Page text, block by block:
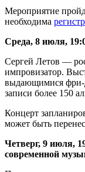
Мероприятие
необходима
Среда, 8 июля,
Сергей Летов —
импровизатор.
выдающимися фри-
записи более 150
Концерт
может быть
Четверг, 9 июля,
современной